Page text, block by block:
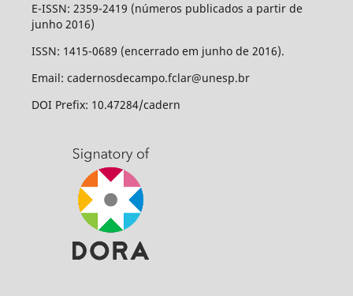
E-ISSN: 2359-2419 (números publicados a partir de
junho 2016)
ISSN: 1415-0689 (encerrado em junho de 2016).
Email: cadernosdecampo.fclar@unesp.br
DOI Prefix: 10.47284/cadern